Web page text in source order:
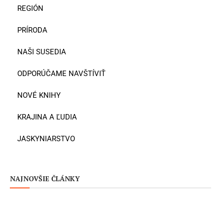
REGIÓN
PRÍRODA
NAŠI SUSEDIA
ODPORÚČAME NAVŠTÍVIŤ
NOVÉ KNIHY
KRAJINA A ĽUDIA
JASKYNIARSTVO
NAJNOVŠIE ČLÁNKY